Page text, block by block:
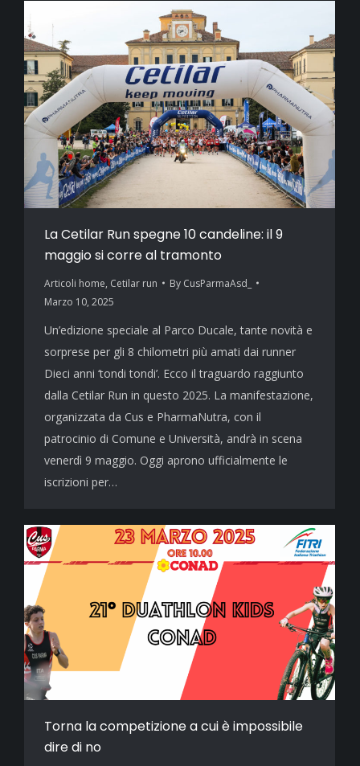
La Cetilar Run spegne 10 candeline: il 9
maggio si corre al tramonto
Articoli home, Cetilar run By CusParmaAsd_
Marzo 10, 2025
Un’edizione speciale al Parco Ducale, tante novità e
sorprese per gli 8 chilometri più amati dai runner
Dieci anni ‘tondi tondi’. Ecco il traguardo raggiunto
dalla Cetilar Run in questo 2025. La manifestazione,
organizzata da Cus e PharmaNutra, con il
patrocinio di Comune e Università, andrà in scena
venerdì 9 maggio. Oggi aprono ufficialmente le
iscrizioni per…
Torna la competizione a cui è impossibile
dire di no